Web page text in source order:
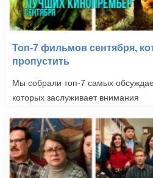
Топ-7 фильмов сентября,
пропустить
Мы собрали топ-7 самых
которых заслуживает внимания